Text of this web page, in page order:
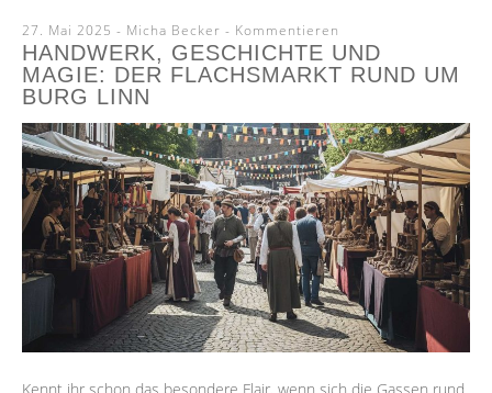
27. Mai 2025 - Micha Becker Kommentieren
HANDWERK, GESCHICHTE UND
MAGIE: DER FLACHSMARKT RUND UM
BURG LINN